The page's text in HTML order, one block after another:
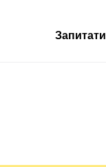
Запитати